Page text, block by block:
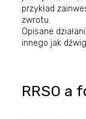
przykład
zwrotu.
Opisane
innego jak
RRSO a